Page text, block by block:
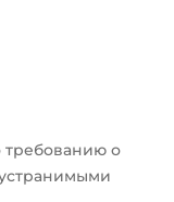
требованию о